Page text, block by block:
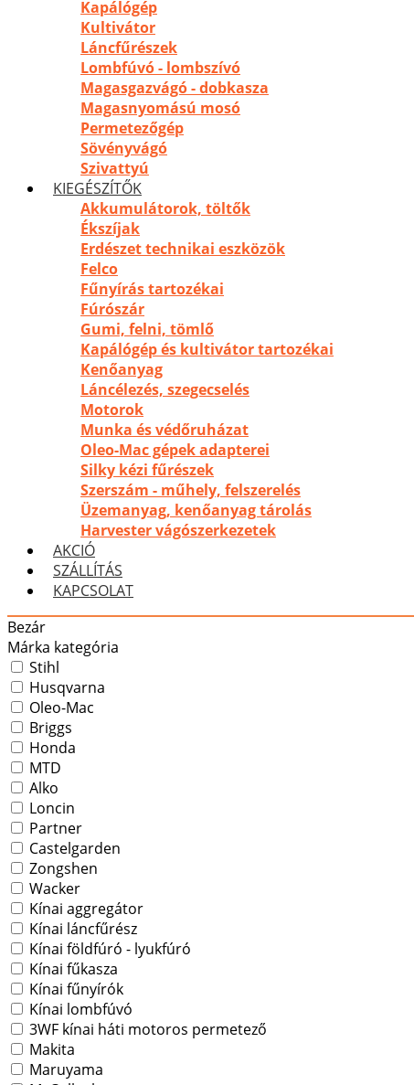
Kapálógép
Kultivátor
Láncfűrészek
Lombfúvó - lombszívó
Magasgazvágó - dobkasza
Magasnyomású mosó
Permetezőgép
Sövényvágó
Szivattyú
KIEGÉSZÍTŐK
Akkumulátorok, töltők
Ékszíjak
Erdészet technikai eszközök
Felco
Fűnyírás tartozékai
Fúrószár
Gumi, felni, tömlő
Kapálógép és kultivátor tartozékai
Kenőanyag
Láncélezés, szegecselés
Motorok
Munka és védőruházat
Oleo-Mac gépek adapterei
Silky kézi fűrészek
Szerszám - műhely, felszerelés
Üzemanyag, kenőanyag tárolás
Harvester vágószerkezetek
AKCIÓ
SZÁLLÍTÁS
KAPCSOLAT
Bezár
Márka kategória
Stihl
Husqvarna
Oleo-Mac
Briggs
Honda
MTD
Alko
Loncin
Partner
Castelgarden
Zongshen
Wacker
Kínai aggregátor
Kínai láncfűrész
Kínai földfúró - lyukfúró
Kínai fűkasza
Kínai fűnyírók
Kínai lombfúvó
3WF kínai háti motoros permetező
Makita
Maruyama